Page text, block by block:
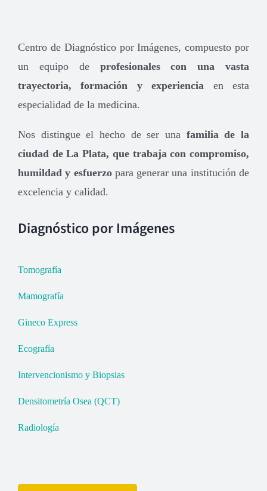
Centro de Diagnóstico por Imágenes, compuesto por
un equipo de profesionales con una vasta
trayectoria, formación y experiencia en esta
especialidad de la medicina.
Nos distingue el hecho de ser una familia de la
ciudad de La Plata, que trabaja con compromiso,
humildad y esfuerzopara generar una institución de
excelencia y calidad.
Diagnóstico por Imágenes
Tomografía
Mamografía
Gineco Express
Ecografía
Intervencionismo y Biopsias
Densitometría Osea (QCT)
Radiología